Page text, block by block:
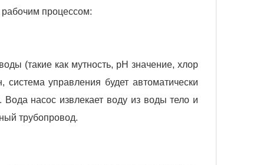
процессом:
(такие как мутность, рН значение, хлор
управления будет автоматически
Вода насос извлекает воду из воды тело и
трубопровод.